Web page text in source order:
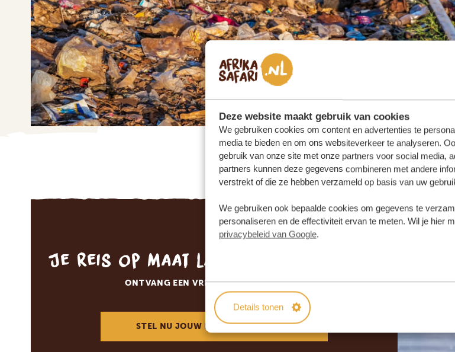
Deze website maakt gebruik van cookies
We gebruiken cookies om content en advertenties te
media te bieden en om ons websiteverkeer te analyseren.
gebruik van onze site met onze partners voor social media,
partners kunnen deze gegevens combineren met andere
verstrekt of die ze hebben verzameld op basis van uw
We gebruiken ook bepaalde cookies om gegevens te
personaliseren en de effectiviteit ervan te meten. Wil je hier
privacybeleid van Google.
Details tonen
Je reis op maat laten samenstellen?
ONTVANG EEN VRIJBLIJVENDE OFFERTE
STEL NU JOUW DROOMREIS SAMEN